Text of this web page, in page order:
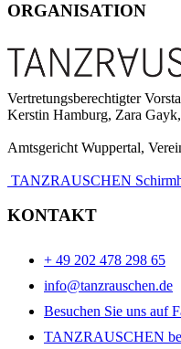
ORGANISATION
Vertretungsberechtigter
Kerstin Hamburg, Zara
Amtsgericht Wuppertal,
TANZRAUSCHEN
KONTAKT
+ 49 202 478 298 65
info@tanzrauschen.de
Besuchen Sie uns auf
TANZRAUSCHEN